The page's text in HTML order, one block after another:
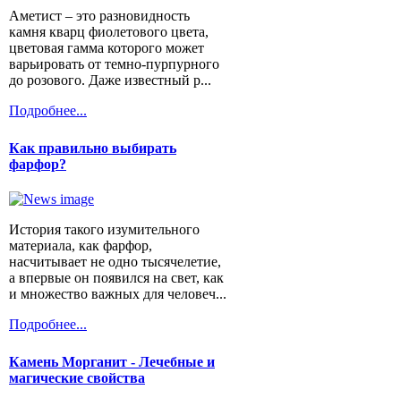
Аметист – это разновидность
камня кварц фиолетового цвета,
цветовая гамма которого может
варьировать от темно-пурпурного
до розового. Даже известный р...
Подробнее...
Как правильно выбирать
фарфор?
История такого изумительного
материала, как фарфор,
насчитывает не одно тысячелетие,
а впервые он появился на свет, как
и множество важных для человеч...
Подробнее...
Камень Морганит - Лечебные и
магические свойства